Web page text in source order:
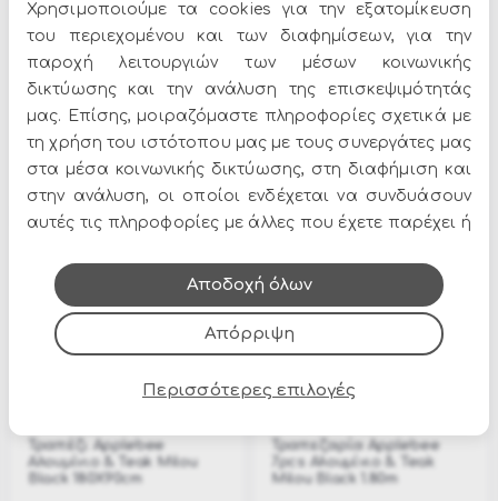
APB-MILOU-DIN-W
Τραπεζαρία Applebee
7pcs Αλουμίνιο & Teak
Milou White 1.80m
3870.00€ 3300.00€
APB-MILOU-BCH
Πολυθρόνα Applebee
Αλουμίνιο Biculair Weaving
Milou Black 62X64X87cm
420.00€
Τραπέζι Applebee
Αλουμίνιο & Teak Milou
Black 180X90cm
Τραπεζαρία Applebee
7pcs Αλουμίνιο & Teak
Milou Black 1.80m
Χρησιμοποιούμε τα cookies για την εξατομίκευση
του περιεχομένου και των διαφημίσεων, για την
παροχή λειτουργιών των μέσων κοινωνικής
δικτύωσης και την ανάλυση της επισκεψιμότητάς
μας. Επίσης, μοιραζόμαστε πληροφορίες σχετικά με
τη χρήση του ιστότοπου μας με τους συνεργάτες μας
στα μέσα κοινωνικής δικτύωσης, στη διαφήμιση και
στην ανάλυση, οι οποίοι ενδέχεται να συνδυάσουν
αυτές τις πληροφορίες με άλλες που έχετε παρέχει ή
τους.
Απόρριψη
Αποδοχή όλων
Περισσότερες επιλογές